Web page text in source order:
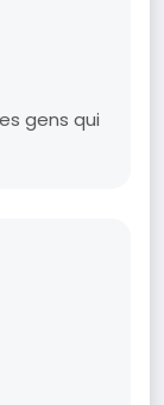
gens qui